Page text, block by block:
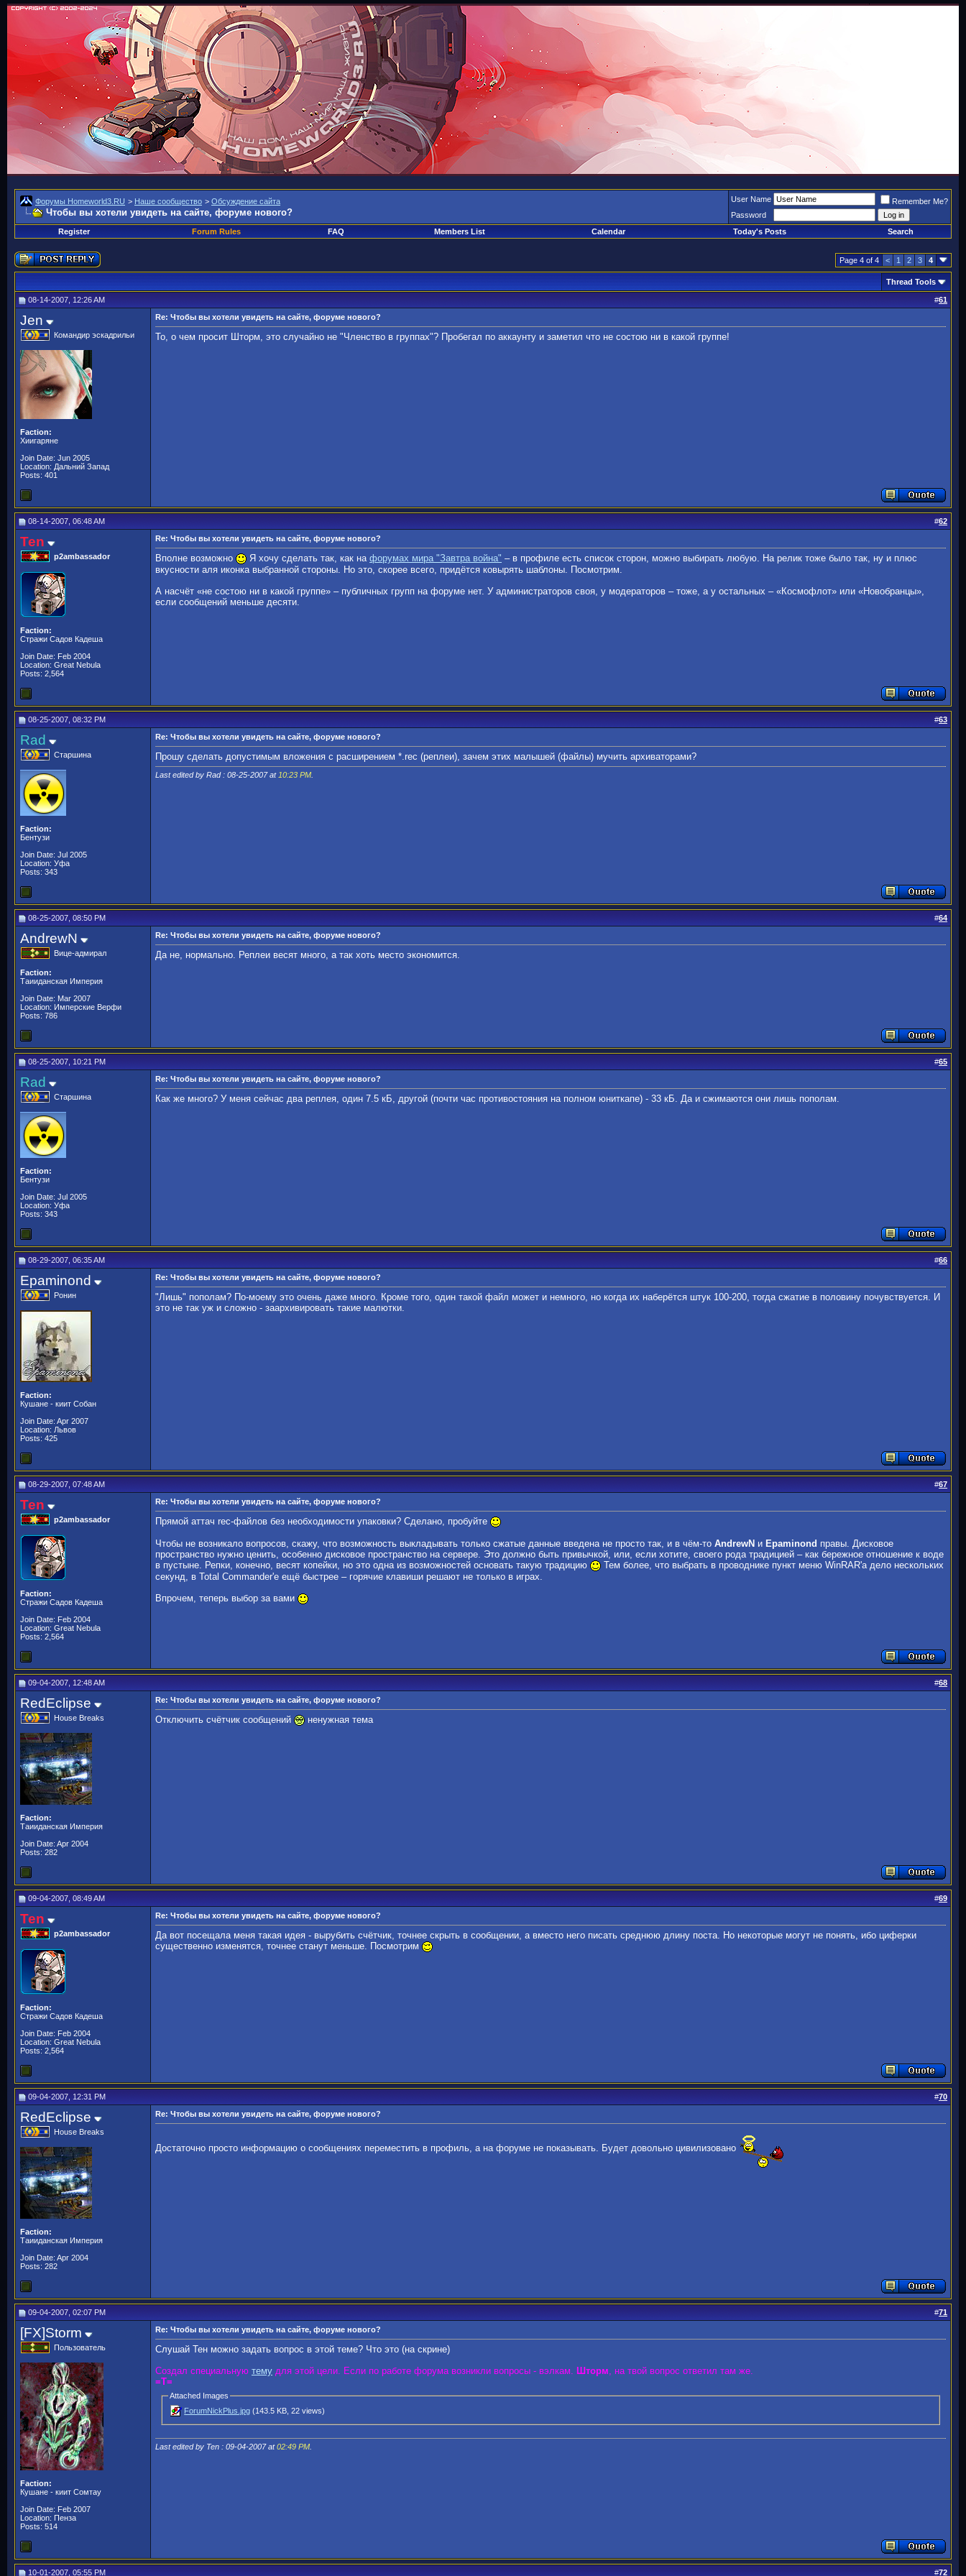
Форумы Homeworld3.RU > Наше сообщество > Обсуждение сайта
Чтобы вы хотели увидеть на сайте, форуме нового?
User Name
Remember Me?
Password
Register
Forum Rules FAQ Members List Calendar Today's Posts Search
Page 4 of 4 < 1 2 3 4
Thread Tools
08-14-2007, 12:26 AM #61
Jen
Командир эскадрильи
Faction:
Хиигаряне
Join Date: Jun 2005
Location: Дальний Запад
Posts: 401
Re: Чтобы вы хотели увидеть на сайте, форуме нового?
То, о чем просит Шторм, это случайно не "Членство в группах"? Пробегал по аккаунту и заметил что не состою ни в какой группе!
08-14-2007, 06:48 AM #62
Ten
p2ambassador
Faction:
Стражи Садов Кадеша
Join Date: Feb 2004
Location: Great Nebula
Posts: 2,564
Re: Чтобы вы хотели увидеть на сайте, форуме нового?
Вполне возможно Я хочу сделать так, как на форумах мира "Завтра война" – в профиле есть список сторон, можно выбирать любую. На релик тоже было так, ну и плюс
вкусности аля иконка выбранной стороны. Но это, скорее всего, придётся ковырять шаблоны. Посмотрим.
А насчёт «не состою ни в какой группе» – публичных групп на форуме нет. У администраторов своя, у модераторов – тоже, а у остальных – «Космофлот» или «Новобранцы»,
если сообщений меньше десяти.
08-25-2007, 08:32 PM #63
Rad
Старшина
Faction:
Бентузи
Join Date: Jul 2005
Location: Уфа
Posts: 343
Re: Чтобы вы хотели увидеть на сайте, форуме нового?
Прошу сделать допустимым вложения с расширением *.rec (реплеи), зачем этих малышей (файлы) мучить архиваторами?
Last edited by Rad : 08-25-2007 at 10:23 PM
08-25-2007, 08:50 PM #64
AndrewN
Вице-адмирал
Faction:
Таииданская Империя
Join Date: Mar 2007
Location: Имперские Верфи
Posts: 786
Re: Чтобы вы хотели увидеть на сайте, форуме нового?
Да не, нормально. Реплеи весят много, а так хоть место экономится.
08-25-2007, 10:21 PM #65
Rad
Старшина
Faction:
Бентузи
Join Date: Jul 2005
Location: Уфа
Posts: 343
Re: Чтобы вы хотели увидеть на сайте, форуме нового?
Как же много? У меня сейчас два реплея, один 7.5 кБ, другой (почти час противостояния на полном юниткапе) - 33 кБ. Да и сжимаются они лишь пополам.
08-29-2007, 06:35 AM #66
Epaminond
Ронин
Faction:
Кушане - киит Собан
Join Date: Apr 2007
Location: Львов
Posts: 425
Re: Чтобы вы хотели увидеть на сайте, форуме нового?
"Лишь" пополам? По-моему это очень даже много. Кроме того, один такой файл может и немного, но когда их наберётся штук 100-200, тогда сжатие в половину почувствуется. И
это не так уж и сложно - заархивировать такие малютки.
08-29-2007, 07:48 AM #67
Ten
p2ambassador
Faction:
Стражи Садов Кадеша
Join Date: Feb 2004
Location: Great Nebula
Posts: 2,564
Re: Чтобы вы хотели увидеть на сайте, форуме нового?
Прямой аттач rec-файлов без необходимости упаковки? Сделано, пробуйте
Чтобы не возникало вопросов, скажу, что возможность выкладывать только сжатые данные введена не просто так, и в чём-то AndrewN и Epaminond правы. Дисковое
пространство нужно ценить, особенно дисковое пространство на сервере. Это должно быть привычкой, или, если хотите, своего рода традицией – как бережное отношение к воде
в пустыне. Репки, конечно, весят копейки, но это одна из возможностей основать такую традицию
Тем более, что выбрать в проводнике пункт меню WinRAR'a дело нескольких
секунд, в Total Commander'e ещё быстрее – горячие клавиши решают не только в играх.
Впрочем, теперь выбор за вами
09-04-2007, 12:48 AM #68
RedEclipse
House Breaks
Faction:
Таииданская Империя
Join Date: Apr 2004
Posts: 282
Re: Чтобы вы хотели увидеть на сайте, форуме нового?
Отключить счётчик сообщений ненужная тема
09-04-2007, 08:49 AM #69
Ten
p2ambassador
Faction:
Стражи Садов Кадеша
Join Date: Feb 2004
Location: Great Nebula
Posts: 2,564
Re: Чтобы вы хотели увидеть на сайте, форуме нового?
Да вот посещала меня такая идея - вырубить счётчик, точнее скрыть в сообщении, а вместо него писать среднюю длину поста. Но некоторые могут не понять, ибо циферки
существенно изменятся, точнее станут меньше. Посмотрим
09-04-2007, 12:31 PM #70
RedEclipse
House Breaks
Faction:
Таииданская Империя
Join Date: Apr 2004
Posts: 282
Re: Чтобы вы хотели увидеть на сайте, форуме нового?
Достаточно просто информацию о сообщениях переместить в профиль, а на форуме не показывать. Будет довольно цивилизовано
09-04-2007, 02:07 PM #71
[FX]Storm
Пользователь
Faction:
Кушане - киит Сомтау
Join Date: Feb 2007
Location: Пенза
Posts: 514
Re: Чтобы вы хотели увидеть на сайте, форуме нового?
Слушай Тен можно задать вопрос в этой теме? Что это (на скрине)
Создал специальную тему для этой цели. Если по работе форума возникли вопросы - вэлкам. Шторм, на твой вопрос ответил там же.
=T=
Attached Images
ForumNickPlus.jpg (143.5 KB, 22 views)
Last edited by Ten : 09-04-2007 at02:49 PM
10-01-2007, 05:55 PM #72